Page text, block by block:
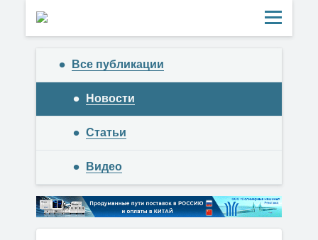
Все публикации
Новости
Статьи
Видео